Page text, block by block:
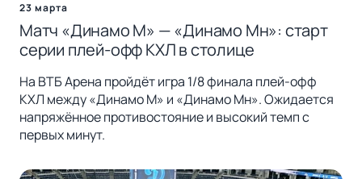
23 марта
Матч «Динамо М» — «Динамо Мн»: старт
серии плей-офф КХЛ в столице
На ВТБ Арена пройдёт игра 1/8 финала плей-офф
КХЛ между «Динамо М» и «Динамо Мн». Ожидается
напряжённое противостояние и высокий темп с
первых минут.